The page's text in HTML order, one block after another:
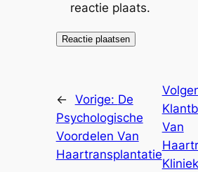
reactie plaats.
← Vorige: De
Psychologische
Voordelen Van
Haartransplantatie
Van